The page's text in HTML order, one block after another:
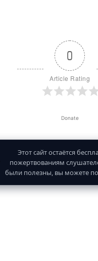
0
Article Rating
Donate
Этот сайт остаётся
пожертвованиям
были полезны, вы можете